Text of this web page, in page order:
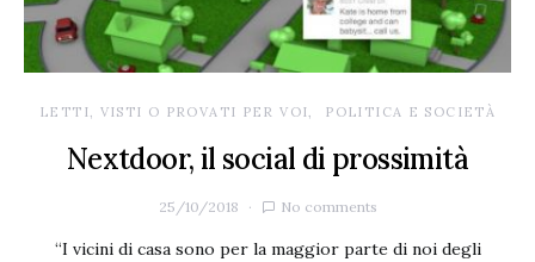
LETTI, VISTI O PROVATI PER VOI POLITICA E SOCIETÀ
Nextdoor, il social di prossimità
25/10/2018 No comments
“I vicini di casa sono per la maggior parte di noi degli